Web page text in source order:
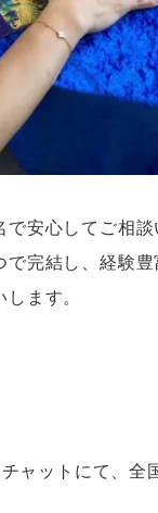
安心してご相
完結し、経験
ます。
ャットにて、全